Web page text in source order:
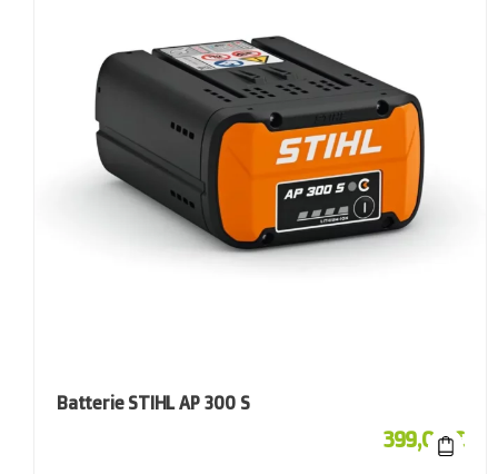
Batterie STIHL AP 300 S
399,00€